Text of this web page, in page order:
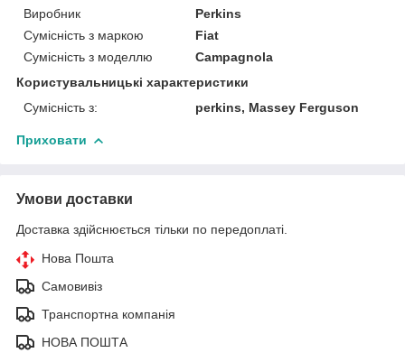
Виробник
Perkins
Сумісність з маркою
Fiat
Сумісність з моделлю
Campagnola
Користувальницькі характеристики
Сумісність з:
perkins, Massey Ferguson
Приховати
Умови доставки
Доставка здійснюється тільки по передоплаті.
Нова Пошта
Самовивіз
Транспортна компанія
НОВА ПОШТА